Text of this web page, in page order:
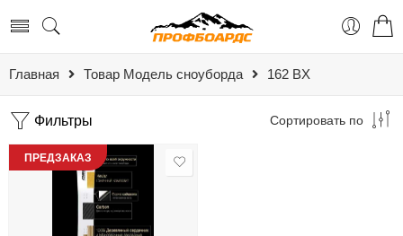
Главная Товар Модель сноуборда 162 BX
Фильтры Сортировать по
ПРЕДЗАКАЗ